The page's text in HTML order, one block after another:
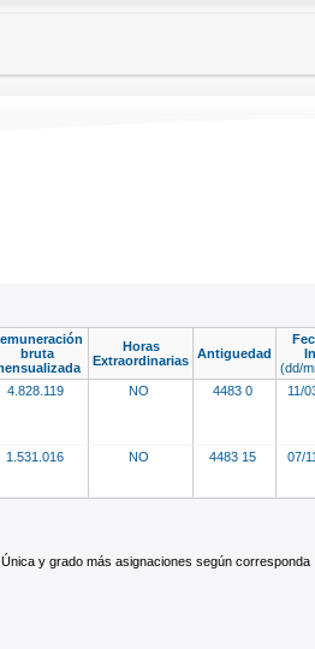
bruta
Horas
Extraordinarias Antiguedad
(dd/
4.828.119 NO 4483 0 11/
1.531.016 NO 4483 15 07/
y grado más asignaciones según corresponda